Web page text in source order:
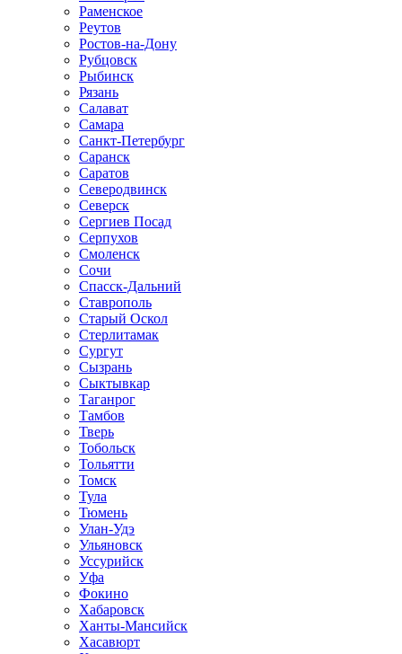
Раменское
Реутов
Ростов-на-Дону
Рубцовск
Рыбинск
Рязань
Салават
Самара
Санкт-Петербург
Саранск
Саратов
Северодвинск
Северск
Сергиев Посад
Серпухов
Смоленск
Сочи
Спасск-Дальний
Ставрополь
Старый Оскол
Стерлитамак
Сургут
Сызрань
Сыктывкар
Таганрог
Тамбов
Тверь
Тобольск
Тольятти
Томск
Тула
Тюмень
Улан-Удэ
Ульяновск
Уссурийск
Уфа
Фокино
Хабаровск
Ханты-Мансийск
Хасавюрт